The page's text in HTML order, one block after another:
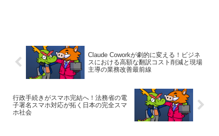
Claude Coworkが劇的に変える！ビジネ
スにおける高額な翻訳コスト削減と現場
主導の業務改善最前線
行政手続きがスマホ完結へ！法務省の電
子署名スマホ対応が拓く日本の完全スマ
ホ社会